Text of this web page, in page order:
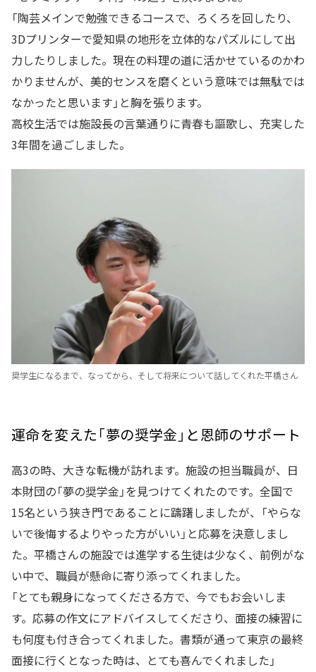
「陶芸メインで勉強できるコースで、ろくろを回したり、
3Dプリンターで愛知県の地形を立体的なパズルにして出
力したりしました。現在の料理の道に活かせているのかわ
かりませんが、美的センスを磨くという意味では無駄では
なかったと思います」と胸を張ります。
高校生活では施設長の言葉通りに青春も謳歌し、充実した
3年間を過ごしました。
奨学生になるまで、なってから、そして将来について話してくれた平橋さん
運命を変えた「夢の奨学金」と恩師のサポート
高3の時、大きな転機が訪れます。施設の担当職員が、日
本財団の「夢の奨学金」を見つけてくれたのです。全国で
15名という狭き門であることに躊躇しましたが、「やらな
いで後悔するよりやった方がいい」と応募を決意しまし
た。平橋さんの施設では進学する生徒は少なく、前例がな
い中で、職員が懸命に寄り添ってくれました。
「とても親身になってくださる方で、今でもお会いしま
す。応募の作文にアドバイスしてくださり、面接の練習に
も何度も付き合ってくれました。書類が通って東京の最終
面接に行くとなった時は、とても喜んでくれました」